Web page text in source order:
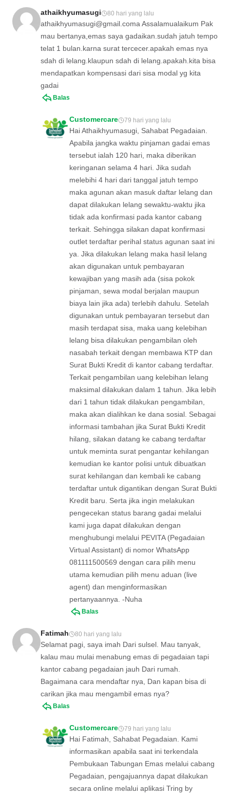
athaikhyumasugi 80 hari yang lalu
athaikhyumasugi@gmail.coma Assalamualaikum Pak
mau bertanya,emas saya gadaikan.sudah jatuh tempo
telat 1 bulan.karna surat tercecer.apakah emas nya
sdah di lelang.klaupun sdah di lelang.apakah.kita bisa
mendapatkan kompensasi dari sisa modal yg kita
gadai
Balas
Customercare 79 hari yang lalu
Hai Athaikhyumasugi, Sahabat Pegadaian.
Apabila jangka waktu pinjaman gadai emas
tersebut ialah 120 hari, maka diberikan
keringanan selama 4 hari. Jika sudah
melebihi 4 hari dari tanggal jatuh tempo
maka agunan akan masuk daftar lelang dan
dapat dilakukan lelang sewaktu-waktu jika
tidak ada konfirmasi pada kantor cabang
terkait. Sehingga silakan dapat konfirmasi
outlet terdaftar perihal status agunan saat ini
ya. Jika dilakukan lelang maka hasil lelang
akan digunakan untuk pembayaran
kewajiban yang masih ada (sisa pokok
pinjaman, sewa modal berjalan maupun
biaya lain jika ada) terlebih dahulu. Setelah
digunakan untuk pembayaran tersebut dan
masih terdapat sisa, maka uang kelebihan
lelang bisa dilakukan pengambilan oleh
nasabah terkait dengan membawa KTP dan
Surat Bukti Kredit di kantor cabang terdaftar.
Terkait pengambilan uang kelebihan lelang
maksimal dilakukan dalam 1 tahun. Jika lebih
dari 1 tahun tidak dilakukan pengambilan,
maka akan dialihkan ke dana sosial. Sebagai
informasi tambahan jika Surat Bukti Kredit
hilang, silakan datang ke cabang terdaftar
untuk meminta surat pengantar kehilangan
kemudian ke kantor polisi untuk dibuatkan
surat kehilangan dan kembali ke cabang
terdaftar untuk digantikan dengan Surat Bukti
Kredit baru. Serta jika ingin melakukan
pengecekan status barang gadai melalui
kami juga dapat dilakukan dengan
menghubungi melalui PEVITA (Pegadaian
Virtual Assistant) di nomor WhatsApp
081111500569 dengan cara pilih menu
utama kemudian pilih menu aduan (live
agent) dan menginformasikan
pertanyaannya. -Nuha
Balas
Fatimah 80 hari yang lalu
Selamat pagi, saya imah Dari sulsel. Mau tanyak,
kalau mau mulai menabung emas di pegadaian tapi
kantor cabang pegadaian jauh Dari rumah.
Bagaimana cara mendaftar nya, Dan kapan bisa di
carikan jika mau mengambil emas nya?
Balas
Customercare 79 hari yang lalu
Hai Fatimah, Sahabat Pegadaian. Kami
informasikan apabila saat ini terkendala
Pembukaan Tabungan Emas melalui cabang
Pegadaian, pengajuannya dapat dilakukan
secara online melalui aplikasi Tring by